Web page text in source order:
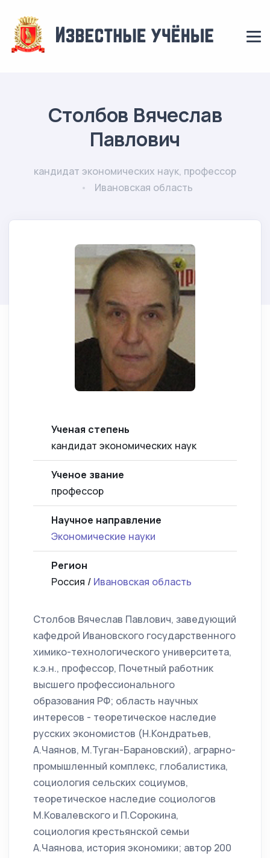
Столбов Вячеслав
Павлович
кандидат экономических наук, профессор
Ивановская область
Ученая степень
кандидат экономических наук
Ученое звание
профессор
Научное направление
Экономические науки
Регион
Россия / Ивановская область
Столбов Вячеслав Павлович, заведующий
кафедрой Ивановского государственного
химико-технологического университета,
к.э.н., профессор, Почетный работник
высшего профессионального
образования РФ; область научных
интересов - теоретическое наследие
русских экономистов (Н.Кондратьев,
А.Чаянов, М.Туган-Барановский), аграрно-
промышленный комплекс, глобалистика,
социология сельских социумов,
теоретическое наследие социологов
М.Ковалевского и П.Сорокина,
социология крестьянской семьи
А.Чаянова, история экономики; автор 200